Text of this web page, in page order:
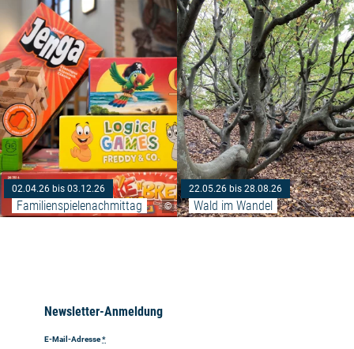
©
02.04.26 bis 03.12.26
Familienspielenachmittag
Weiterlesen:
22.05.26 bis 28.08.26
Wald im Wandel
Newsletter-Anmeldung
E-Mail-Adresse*